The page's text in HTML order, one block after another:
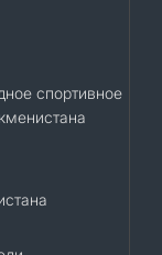
спортивное